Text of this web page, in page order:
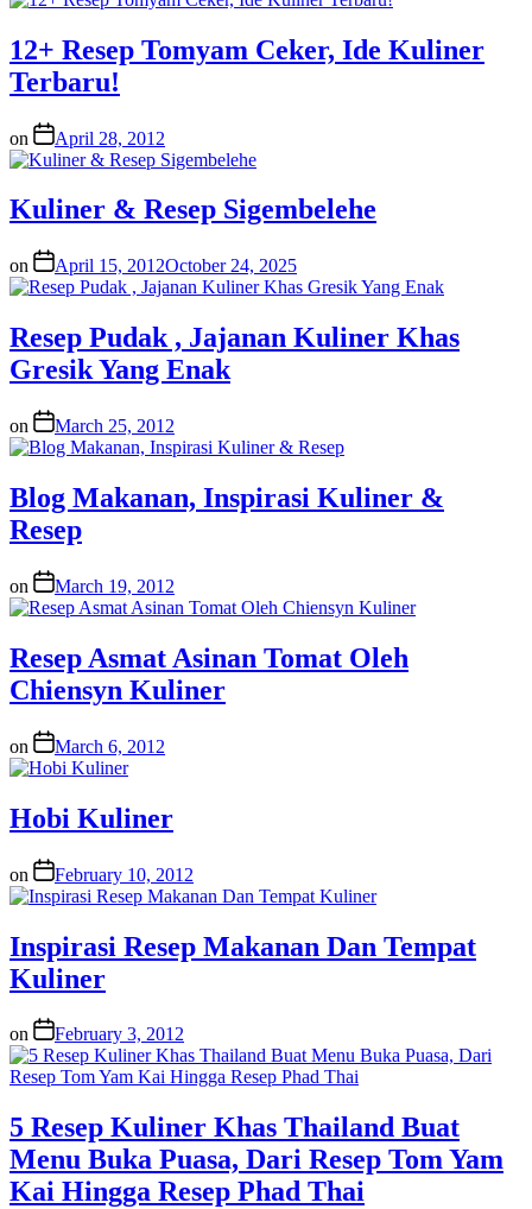
12+ Resep Tomyam Ceker, Ide Kuliner
Terbaru!
on April 28, 2012
Kuliner & Resep Sigembelehe
on April 15, 2012October 24, 2025
Resep Pudak , Jajanan Kuliner Khas
Gresik Yang Enak
on March 25, 2012
Blog Makanan, Inspirasi Kuliner &
Resep
on March 19, 2012
Resep Asmat Asinan Tomat Oleh
Chiensyn Kuliner
on March 6, 2012
Hobi Kuliner
on February 10, 2012
Inspirasi Resep Makanan Dan Tempat
Kuliner
on February 3, 2012
5 Resep Kuliner Khas Thailand Buat
Menu Buka Puasa, Dari Resep Tom Yam
Kai Hingga Resep Phad Thai